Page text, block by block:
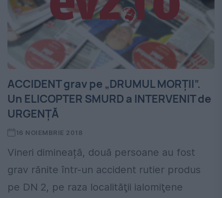
ACCIDENT grav pe „DRUMUL MORȚII”.
Un ELICOPTER SMURD a INTERVENIT de
URGENȚĂ
16 NOIEMBRIE 2018
Vineri dimineață, două persoane au fost
grav rănite într-un accident rutier produs
pe DN 2, pe raza localităţii ialomiţene